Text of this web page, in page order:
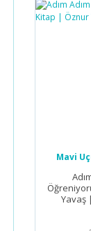
Mavi
Yavaş